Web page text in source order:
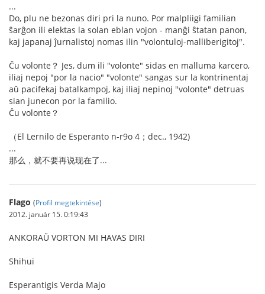
...
Do, plu ne bezonas diri pri la nuno. Por malpliigi familian
ŝarĝon ili elektas la solan eblan vojon - manĝi ŝtatan panon,
kaj japanaj ĵurnalistoj nomas ilin "volontuloj-malliberigitoj".
Ĉu volonte？ Jes, dum ili "volonte" sidas en malluma karcero,
iliaj nepoj "por la nacio" "volonte" sangas sur la kontrinentaj
aŭ pacifekaj batalkampoj, kaj iliaj nepinoj "volonte" detruas
sian junecon por la familio.
Ĉu volonte？
（El Lernilo de Esperanto n-r9o 4；dec., 1942)
...
那么，就不要再说现在了...
Flago (Profil megtekintése)
2012. január 15. 0:19:43
ANKORAŬ VORTON MI HAVAS DIRI
Shihui
Esperantigis Verda Majo